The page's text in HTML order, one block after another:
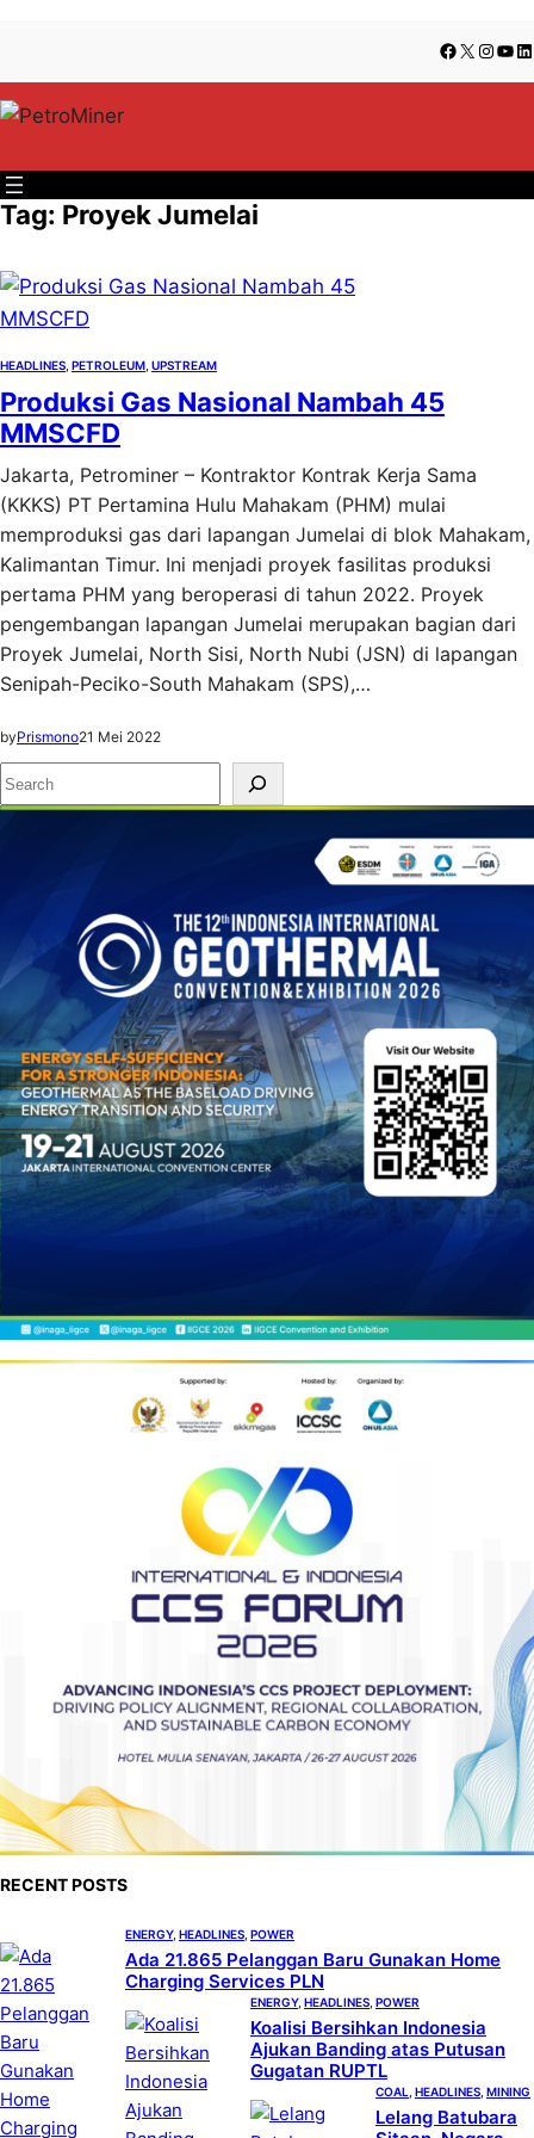
konten
content
Facebook
X
Tag: Proyek Jumelai
HEADLINES PETROLEUM UPSTREAM
Produksi Gas Nasional Nambah 45
MMSCFD
Jakarta, Petrominer – Kontraktor Kontrak Kerja Sama
(KKKS) PT Pertamina Hulu Mahakam (PHM) mulai
memproduksi gas dari lapangan Jumelai di blok Mahakam,
Kalimantan Timur. Ini menjadi proyek fasilitas produksi
pertama PHM yang beroperasi di tahun 2022. Proyek
pengembangan lapangan Jumelai merupakan bagian dari
Proyek Jumelai, North Sisi, North Nubi (JSN) di lapangan
Senipah-Peciko-South Mahakam (SPS),…
byPrismono21 Mei 2022
S
e
RECENT POSTS
ENERGY, HEADLINES POWER
Ada 21.865 Pelanggan Baru Gunakan Home
Charging Services PLN
ENERGY, HEADLINES POWER
Koalisi Bersihkan Indonesia
Ajukan Banding atas Putusan
Gugatan RUPTL
COAL HEADLINES MINING
Lelang Batubara